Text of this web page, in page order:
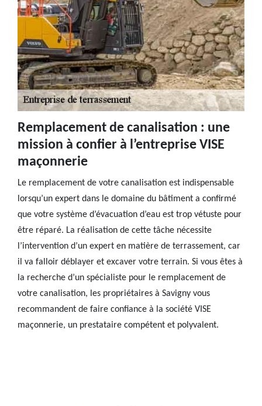
Remplacement de canalisation : une
mission à confier à l’entreprise VISE
maçonnerie
Le remplacement de votre canalisation est indispensable
lorsqu’un expert dans le domaine du bâtiment a confirmé
que votre système d’évacuation d’eau est trop vétuste pour
être réparé. La réalisation de cette tâche nécessite
l’intervention d’un expert en matière de terrassement, car
il va falloir déblayer et excaver votre terrain. Si vous êtes à
la recherche d’un spécialiste pour le remplacement de
votre canalisation, les propriétaires à Savigny vous
recommandent de faire confiance à la société VISE
maçonnerie, un prestataire compétent et polyvalent.